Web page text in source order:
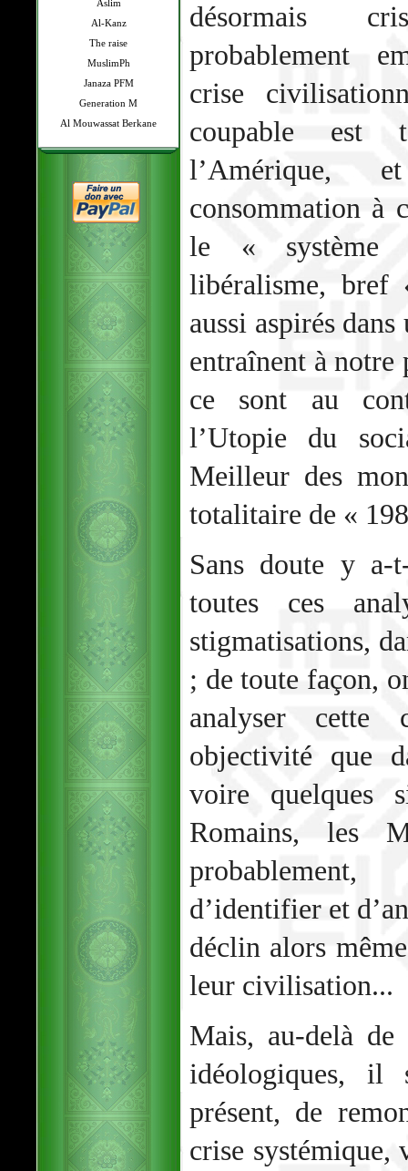
Aslim
Al-Kanz
The raise
MuslimPh
Janaza PFM
Generation M
Al Mouwassat Berkane
désormais
probablement
crise
coupable est
consommation à
le « système
libéralisme,
aussi aspirés
entraînent à notre
ce sont au
l’Utopie du
Meilleur des
totalitaire de «
Sans doute y
toutes ces
stigmatisations,
; de toute façon,
analyser cette
objectivité que
voire quelques
Romains, les
d’identifier et
déclin alors
leur civilisation...
Mais, au-delà de
idéologiques, il
présent, de
crise systémique,